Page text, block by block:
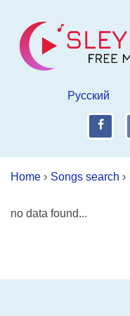
Русский
fb
Home › Songs search ›
no data found...